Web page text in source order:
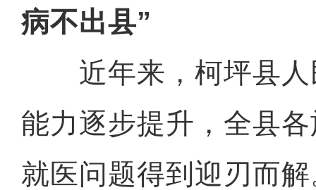
病不出县”
近年来，柯坪县人
能力逐步提升，全县
就医问题得到迎刃而